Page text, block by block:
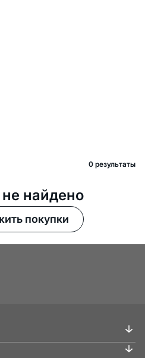
0 pезультаты
найдено
покупки